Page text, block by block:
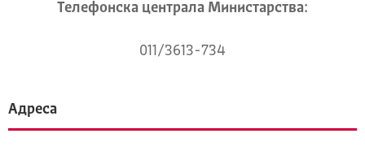
Телeфонска централа Mинистарства:
011/3613-734
Адреса